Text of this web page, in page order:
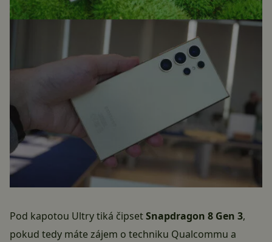
Pod kapotou Ultry tiká čipsetSnapdragon 8 Gen 3,
pokud tedy máte zájem o techniku Qualcommu a